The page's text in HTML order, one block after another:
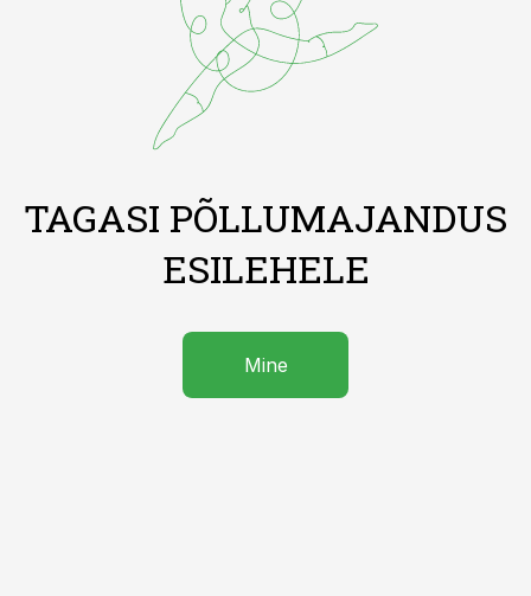
TAGASI PÕLLUMAJANDUS
ESILEHELE
Mine